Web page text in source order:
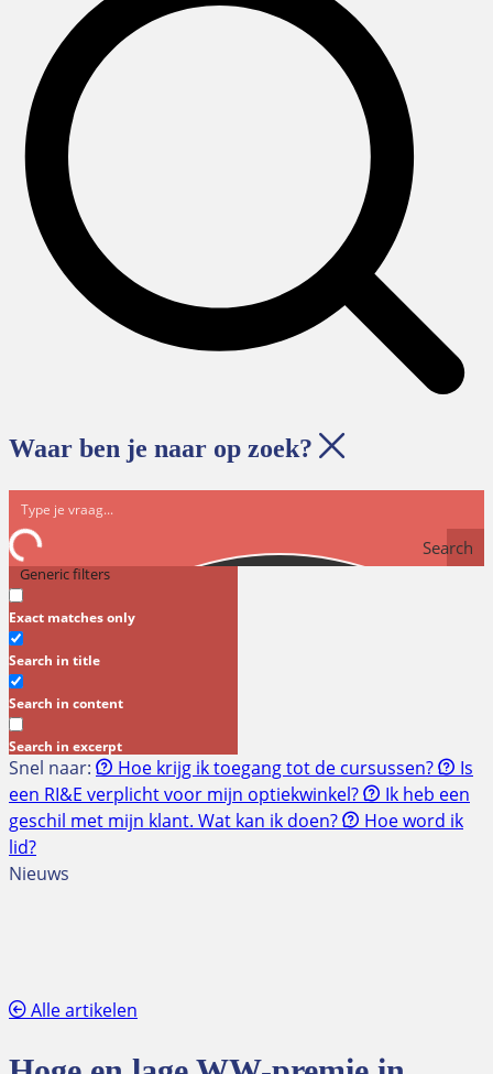
Waar ben je naar op zoek?
Search
Generic filters
Exact matches only
Search in title
Search in content
Search in excerpt
Snel naar: Hoe krijg ik toegang tot de cursussen?
Is
een RI&E verplicht voor mijn optiekwinkel?
Ik heb een
geschil met mijn klant. Wat kan ik doen?
Hoe word ik
lid?
Nieuws
Alle artikelen